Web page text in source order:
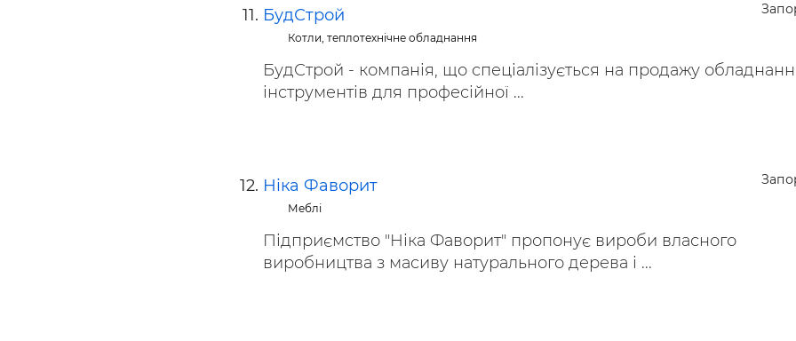
БудСтрой
Котли, теплотехнічне обладнання
БудСтрой - компанія, що спеціалізується на продажу
інструментів для професійної ...
Ніка Фаворит
Меблі
Підприємство "Ніка Фаворит" пропонує вироби власного
виробництва з масиву натурального дерева і ...